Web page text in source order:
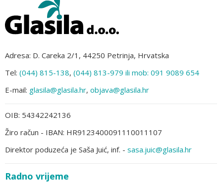
Adresa: D. Careka 2/1, 44250 Petrinja, Hrvatska
Tel: (044) 815-138, (044) 813-979 ili mob: 091 9089 654
E-mail: glasila@glasila.hr, objava@glasila.hr
OIB: 54342242136
Žiro račun - IBAN: HR9123400091110011107
Direktor poduzeća je Saša Juić, inf. - sasa.juic@glasila.hr
Radno vrijeme